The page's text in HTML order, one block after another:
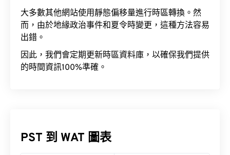
大多數其他網站使用靜態偏移量進行時區轉換。然
而，由於地緣政治事件和夏令時變更，這種方法容易
出錯。
因此，我們會定期更新時區資料庫，以確保我們提供
的時間資訊100%準確。
PST 到 WAT 圖表